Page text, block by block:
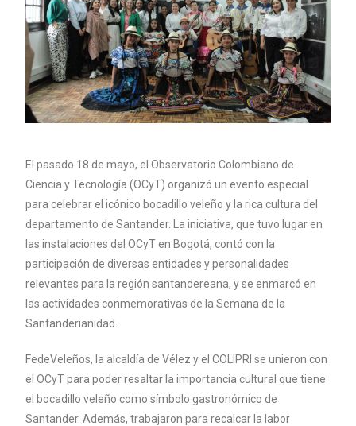
El pasado 18 de mayo, el Observatorio Colombiano de
Ciencia y Tecnología (OCyT) organizó un evento especial
para celebrar el icónico bocadillo veleño y la rica cultura del
departamento de Santander. La iniciativa, que tuvo lugar en
las instalaciones del OCyT en Bogotá, contó con la
participación de diversas entidades y personalidades
relevantes para la región santandereana, y se enmarcó en
las actividades conmemorativas de la Semana de la
Santanderianidad.
FedeVeleños, la alcaldía de Vélez y el COLIPRI se unieron con
el OCyT para poder resaltar la importancia cultural que tiene
el bocadillo veleño como símbolo gastronómico de
Santander. Además, trabajaron para recalcar la labor